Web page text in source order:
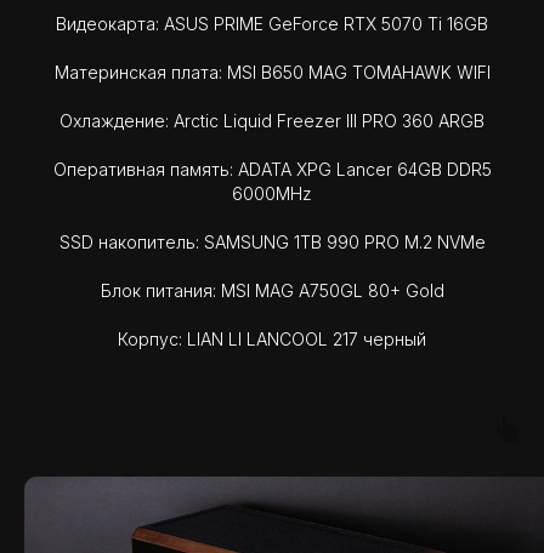
Видеокарта: ASUS PRIME GeForce RTX 5070 Ti 16GB
Материнская плата: MSI B650 MAG TOMAHAWK WIFI
Охлаждение: Arctic Liquid Freezer III PRO 360 ARGB
Оперативная память: ADATA XPG Lancer 64GB DDR5
6000MHz
SSD накопитель: SAMSUNG 1TB 990 PRO M.2 NVMe
Блок питания: MSI MAG A750GL 80+ Gold
Корпус: LIAN LI LANCOOL 217 черный